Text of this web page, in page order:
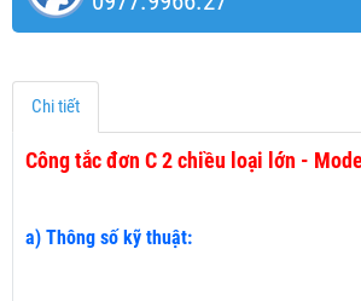
Chi tiết
Công tắc đơn C 2 chiều loại lớn -
a) Thông số kỹ thuật: